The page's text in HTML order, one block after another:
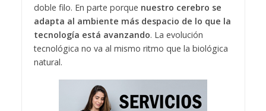
doble filo. En parte porque nuestro cerebro se
adapta al ambiente más despacio de lo que la
tecnología está avanzando. La evolución
tecnológica no va al mismo ritmo que la biológica
natural.